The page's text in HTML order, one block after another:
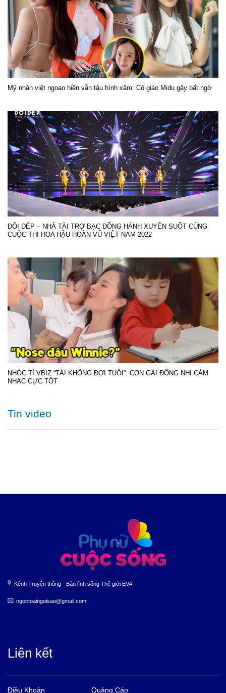
Mỹ nhân việt ngoan hiền vẫn tậu hình xăm: Cô giáo Midu gây bất ngờ
ĐÔI DÉP – NHÀ TÀI TRỢ BẠC ĐỒNG HÀNH XUYÊN SUỐT CÙNG
CUỘC THI HOA HẬU HOÀN VŨ VIỆT NAM 2022
NHÓC TÌ VBIZ “TÀI KHÔNG ĐỢI TUỔI”: CON GÁI ĐÔNG NHI CẢM
NHẠC CỰC TỐT
Tin video
Kênh Truyền thông - Bản lĩnh sống Thế giới EVA
ngoctoaingoisao@gmail.com
Liên kết
Điều Khoản Quảng Cáo